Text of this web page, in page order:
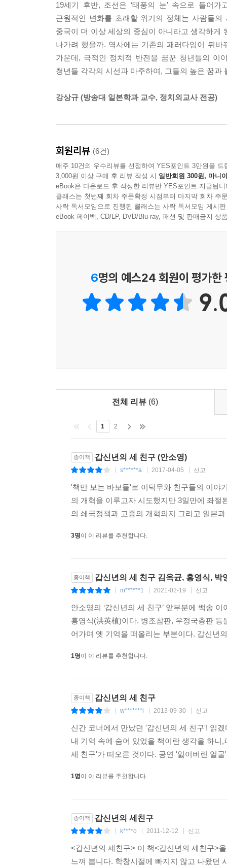
[갑신년의 세 친구] 속 인물들의 고뇌를 따라가
자제들이지만 계급에 구애받지 않고 그 누구와도
어리석고 무능한 인물로 그려져 왔던 고종도 새
개혁을 고민한 인물이다. 급변하는 국제 정세를
그간의 선입견과 달리 제한된 정보 속에서도 근
당시 역관으로 청이나 일본 등에서 새로운 문물
소용돌이치는 국제 관계 속에서 조선은 중국이 세
않았다. 게다가 안으로도 세도 정권 시기를 보내
더욱 절실히 요구되었다. 급진적인 개혁 시도인
오늘날 되새겨 보아도 가슴 뭉클하다. 역사 교과
정도가 짧고 무미건조하게 서술되어 있지만, [갑
국제 관계 등을 몸으로 느끼며 ‘살아 있는 역사’에
19세기 후반, 조선은 ‘태풍의 눈’ 속으로 들어
근원적인 변화를 초래할 위기의 정체는 사람들
중국이 더 이상 세상의 중심이 아니라고 생각하게
나가려 했을까. 역사에는 기존의 패러다임이 뒤
가운데, 극적인 정치적 반전을 꿈꾼 청년들의 이
청년들 각각의 시선과 마주하여, 그들의 높은 꿈
강상규 (방송대 일본학과 교수, 정치외교사 전공)
회원리뷰 (6건)
매주 10건의 우수리뷰를 선정하여 YES포인트 3만원을 드
3,000원 이상 구매 후 리뷰 작성 시 일반회원 300원, 마니
eBook은 다운로드 후 작성한 리뷰만 YES포인트 지급됩니
클래스는 첫번째 회차 주문확정 시점부터 마지막 회차 주
사락 독서모임으로 진행된 클래스는 사락 독서모임 게시
eBook 페이백, CD/LP, DVD/Blu-ray, 패션 및 판매금지 상
6명의 예스24 회원이 평가한
전체 리뷰 (6)
1 2
종이책 갑신년의 세 친구 (안소영)
s******a 2017-04-05 신고
'책만 보는 바보들'로 이덕무와 친구들의 이야
의 개혁을 이루고자 시도했지만 3일만에 좌
의 쇄국정책과 고종의 개혁의지 그리고 일본
3명이 이 리뷰를 추천합니다.
종이책 갑신년의 세 친구 김옥균, 홍영식, 박
m******1 2021-02-19 신고
안소영의 ‘갑신년의 세 친구’ 앞부분에 백송
홍영식(洪英植)이다. 병조참판, 우정국총판
어가며 옛 기억을 떠올리는 부분이다. 갑신년
1명이 이 리뷰를 추천합니다.
종이책 갑신년의 세 친구
w*******i 2013-09-30 신고
신간 코너에서 만났던 '갑신년의 세 친구'! 읽
내 기억 속에 숨어 있었을 책이란 생각을 하
세 친구'가 떠오른 것이다. 공연 '잃어버린 얼
1명이 이 리뷰를 추천합니다.
종이책 갑신년의 세친구
k****o 2011-12-12 신고
<갑신년의 세친구> 이 책<갑신년의 세친구>
느껴 봅니다. 학창시절에 빠지지 않고 나왔던